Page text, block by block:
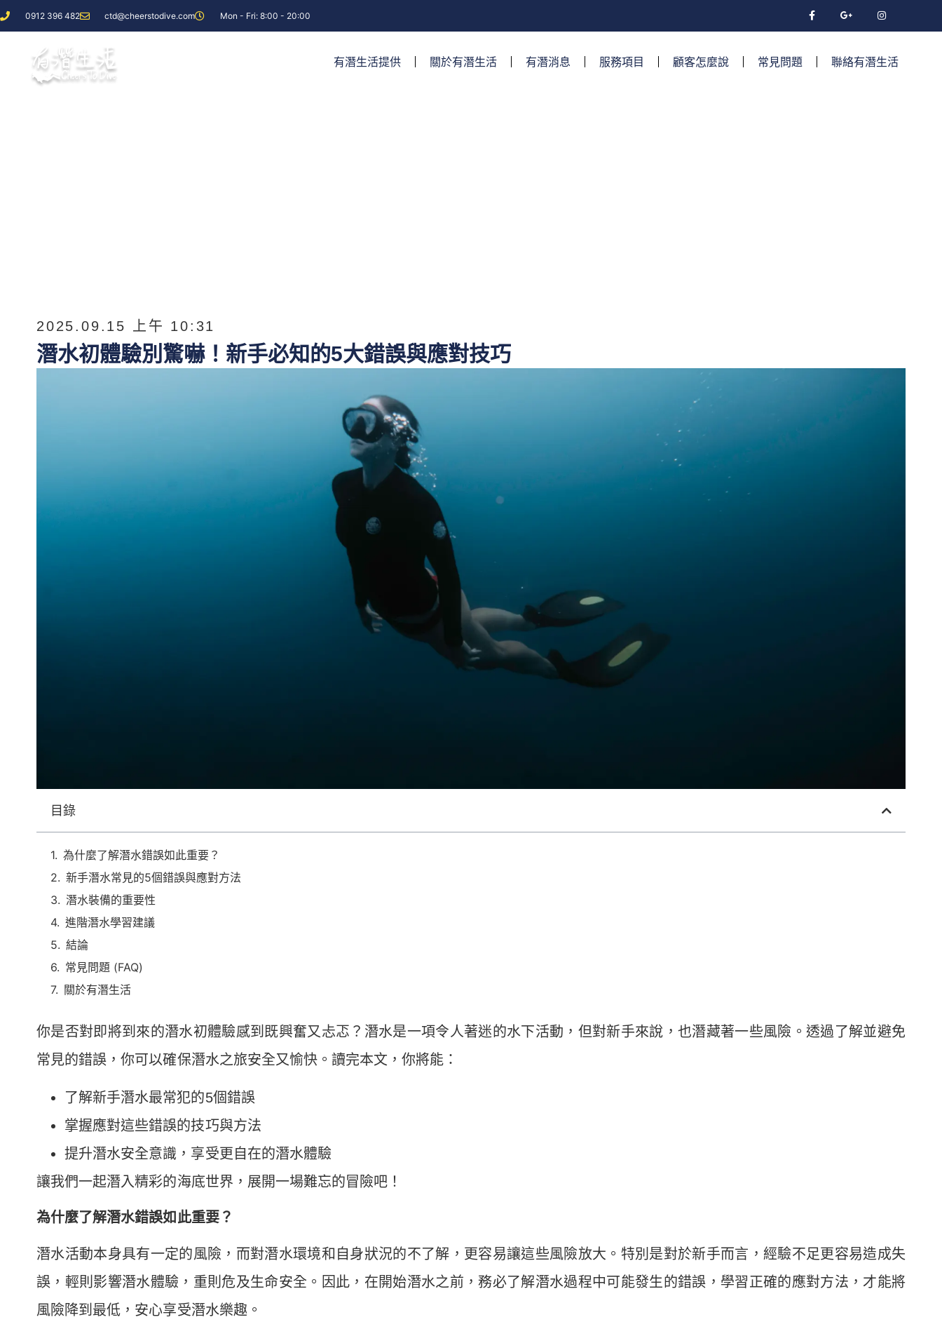
0912 396 482 ctd@cheerstodive.com Mon - Fri: 8:00 - 20:00
有潛生活提供​ 關於有潛生活 有潛消息 服務項目 顧客怎麼說 常見問題 聯絡有潛生活
2025.09.15 上午 10:31
潛水初體驗別驚嚇！新手必知的5大錯誤與應對技巧
目錄
為什麼了解潛水錯誤如此重要？
新手潛水常見的5個錯誤與應對方法
潛水裝備的重要性
進階潛水學習建議
結論
常見問題 (FAQ)
關於有潛生活
你是否對即將到來的潛水初體驗感到既興奮又忐忑？潛水是一項令人著迷的水下活動，但對新手來說，也潛藏著一些風險。透過了解並避免
常見的錯誤，你可以確保潛水之旅安全又愉快。讀完本文，你將能：
了解新手潛水最常犯的5個錯誤
掌握應對這些錯誤的技巧與方法
提升潛水安全意識，享受更自在的潛水體驗
讓我們一起潛入精彩的海底世界，展開一場難忘的冒險吧！
為什麼了解潛水錯誤如此重要？
潛水活動本身具有一定的風險，而對潛水環境和自身狀況的不了解，更容易讓這些風險放大。特別是對於新手而言，經驗不足更容易造成失
誤，輕則影響潛水體驗，重則危及生命安全。因此，在開始潛水之前，務必了解潛水過程中可能發生的錯誤，學習正確的應對方法，才能將
風險降到最低，安心享受潛水樂趣。